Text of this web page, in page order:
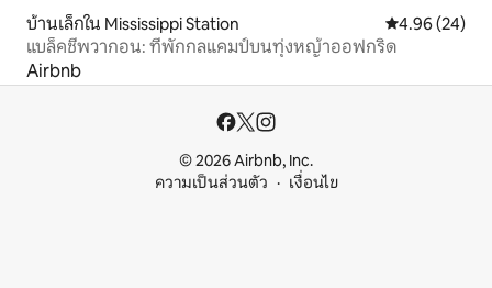
บ้านเล็กใน Mississippi Station คะแนนเฉลี่ย
4.96 (24)
แบล็คชีพวากอน: ที่พักกลแคมป์บนทุ่งหญ้าออฟกริด
Airbnb
© 2026 Airbnb, Inc.
ความเป็นส่วนตัว
เงื่อนไข